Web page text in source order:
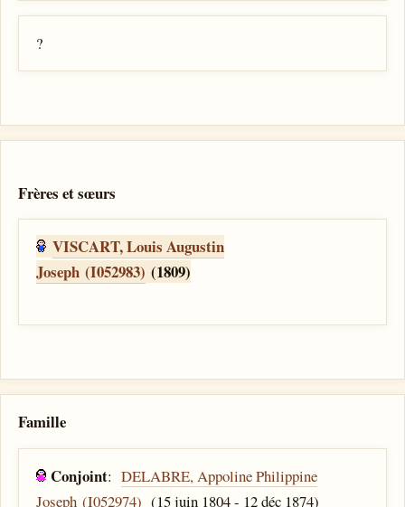
?
Frères et sœurs
VISCART, Louis Augustin
Joseph (I052983) (1809)
Famille
Conjoint:DELABRE, Appoline Philippine
Joseph (I052974) (15 juin 1804 - 12 déc 1874)